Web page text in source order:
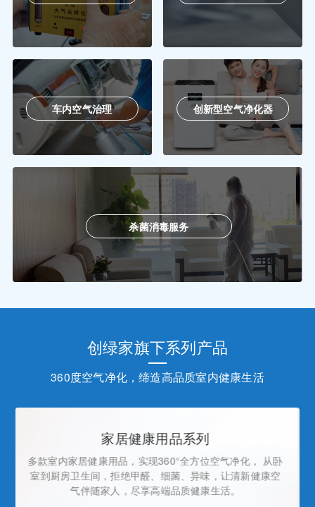
车内空气治理 创新型空气净化器
杀菌消毒服务
创绿家旗下系列产品
360度空气净化，缔造高品质室内健康生活
环境健康电器系列
打破常规净化家电单一功能，打造除醛、灭菌、消毒 、除
味、净化为一体的环境健康电器，5分钟暴风式 输出实现
全屋空气净化，除醛除菌效果出众，解决了 “只除雾霾难